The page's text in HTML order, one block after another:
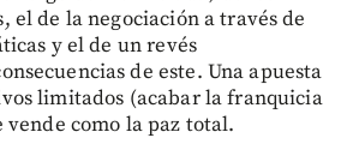
el de la negociación a través de
y el de un revés
de este. Una apuesta
limitados (acabar la franquicia
vende como la paz total.